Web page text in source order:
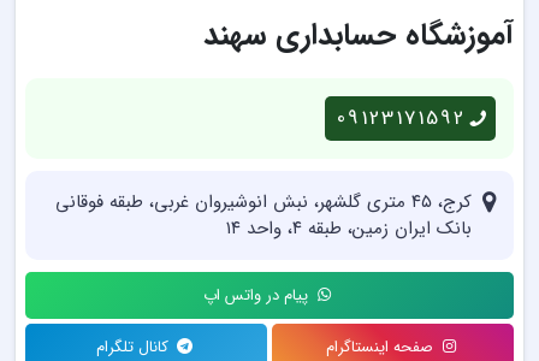
آموزشگاه حسابداری سهند
09123171592
کرج، ۴۵ متری گلشهر، نبش انوشیروان غربی، طبقه فوقانی
بانک ایران زمین، طبقه ۴، واحد ۱۴
پیام در واتس اپ
صفحه اینستاگرام کانال تلگرام